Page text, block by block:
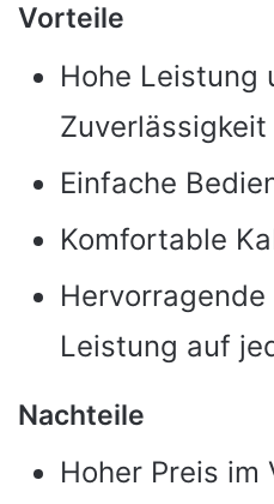
Vorteile
Hohe Leistung
Zuverlässigkeit
Einfache
Komfortable
Leistung auf
Nachteile
Hoher Preis im